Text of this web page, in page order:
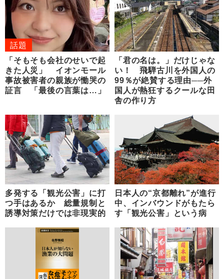
話題
「そもそも会社のせいで起
きた人災」 イオンモール
事故被害者の親族が慟哭の
証言 「最後の言葉は…」
「君の名は。」だけじゃな
い！ 飛騨古川を外国人の
99％が絶賛する理由──外
国人が熱狂するクールな田
舎の作り方
多発する「観光公害」に打
つ手はあるか 総量規制と
誘導対策だけでは非現実的
日本人の“京都離れ”が進行
中、インバウンドがもたら
す「観光公害」という病